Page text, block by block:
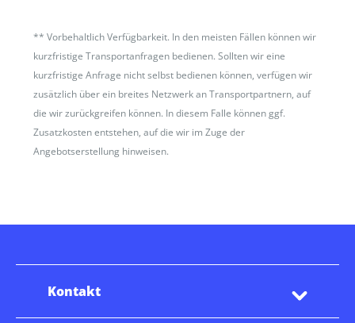
**Vorbehaltlich Verfügbarkeit. In den meisten Fällen können wir
kurzfristige Transportanfragen bedienen. Sollten wir eine
kurzfristige Anfrage nicht selbst bedienen können, verfügen wir
zusätzlich über ein breites Netzwerk an Transportpartnern, auf
die wir zurückgreifen können. In diesem Falle können ggf.
Zusatzkosten entstehen, auf die wir im Zuge der
Angebotserstellung hinweisen.
Kontakt